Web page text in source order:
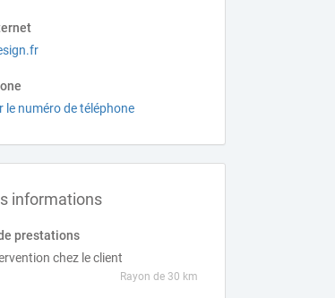
le numéro de téléphone
informations
prestations
chez le client
Rayon de 30 km